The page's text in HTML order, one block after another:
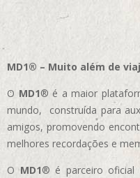
MD1® – Muito além de
O MD1® é a maior
mundo, construída para
amigos, promovendo
melhores recordações e
OMD1® é parceiro oficial